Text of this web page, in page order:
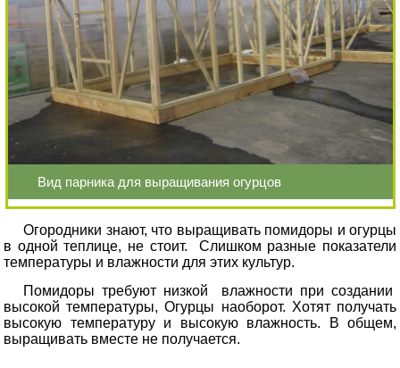
Вид парника для выращивания огурцов
Огородники знают, что выращивать помидоры и огурцы
в одной теплице, не стоит. Слишком разные показатели
температуры и влажности для этих культур.
Помидоры требуют низкой влажности при создании
высокой температуры, Огурцы наоборот. Хотят получать
высокую температуру и высокую влажность. В общем,
выращивать вместе не получается.